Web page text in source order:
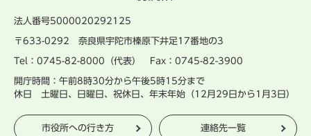
法人番号5000020292125
〒633-0292 奈良県宇陀市榛原下井足17番地の3
Tel：0745-82-8000（代表） Fax：0745-82-3900
開庁時間：午前8時30分から午後5時15分まで
休日 土曜日、日曜日、祝休日、年末年始（12月29日から1月3日）
市役所への行き方 連絡先一覧